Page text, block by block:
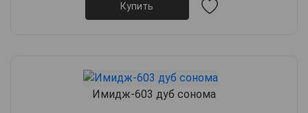
Купить
Имидж-603 дуб сонома